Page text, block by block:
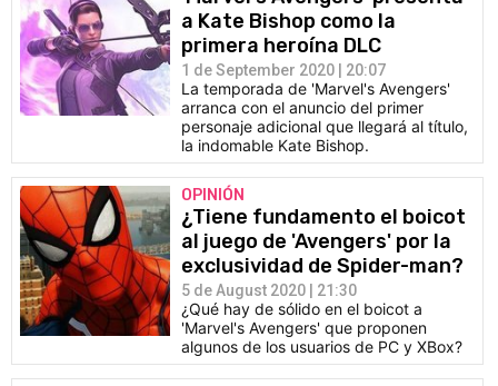
a Kate Bishop como la
primera heroína DLC
1 de September 2020 | 20:07
La temporada de 'Marvel's Avengers'
arranca con el anuncio del primer
personaje adicional que llegará al título,
la indomable Kate Bishop.
OPINIÓN
¿Tiene fundamento el boicot
al juego de 'Avengers' por la
exclusividad de Spider-man?
5 de August 2020 | 21:30
¿Qué hay de sólido en el boicot a
'Marvel's Avengers' que proponen
algunos de los usuarios de PC y XBox?